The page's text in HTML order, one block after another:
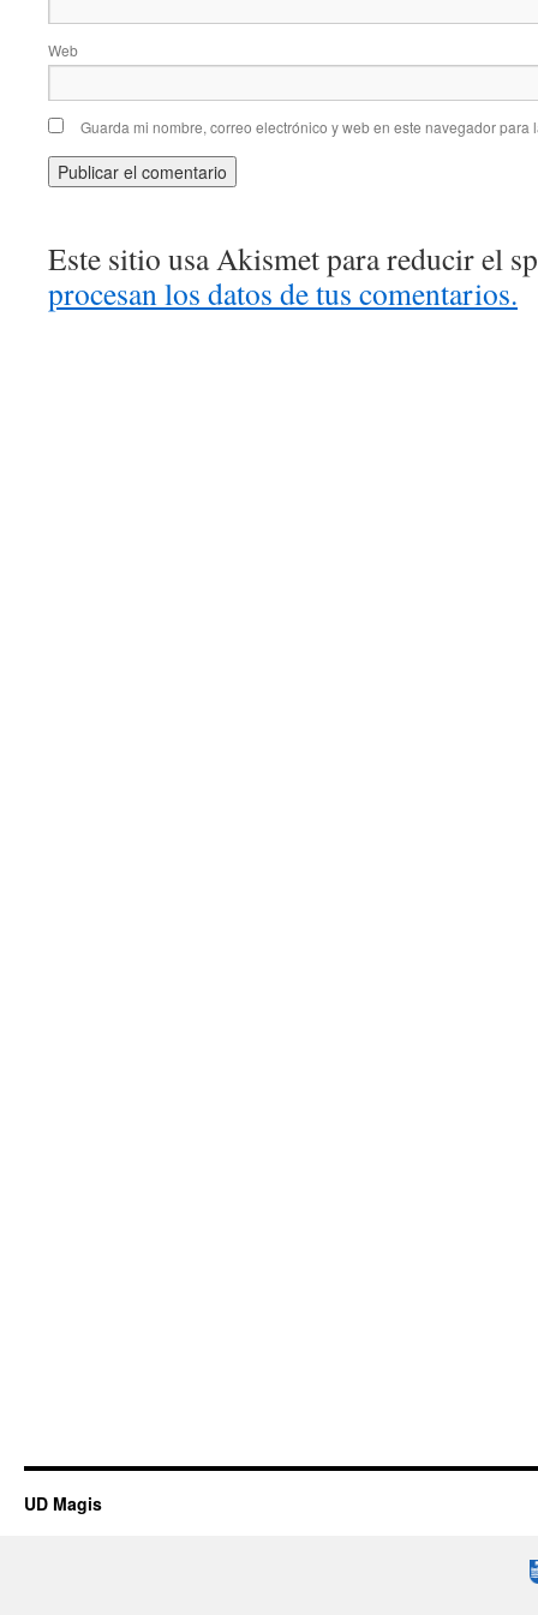
Web
Guarda mi nombre, correo electrónico y web en este navegador para
Este sitio usa Akismet para reducir el
procesan los datos de tus comentarios.
UD Magis